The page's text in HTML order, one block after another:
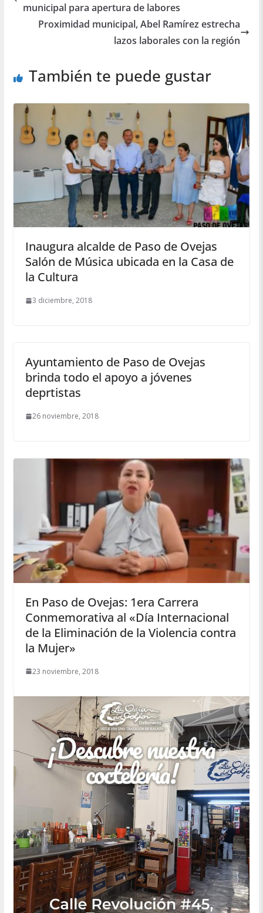
municipal para apertura de labores
Proximidad municipal, Abel Ramírez estrecha
lazos laborales con la región
También te puede gustar
Inaugura alcalde de Paso de Ovejas
Salón de Música ubicada en la Casa de
la Cultura
3 diciembre, 2018
Ayuntamiento de Paso de Ovejas
brinda todo el apoyo a jóvenes
deprtistas
26 noviembre, 2018
En Paso de Ovejas: 1era Carrera
Conmemorativa al «Día Internacional
de la Eliminación de la Violencia contra
la Mujer»
23 noviembre, 2018